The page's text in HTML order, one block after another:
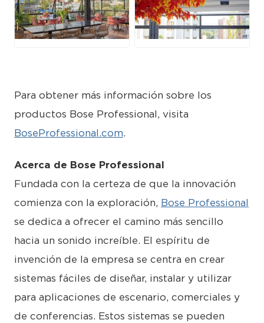
JPG JPG
Para obtener más información sobre los
productos Bose Professional, visita
BoseProfessional.com.
Acerca de Bose Professional
Fundada con la certeza de que la innovación
comienza con la exploración, Bose Professional
se dedica a ofrecer el camino más sencillo
hacia un sonido increíble. El espíritu de
invención de la empresa se centra en crear
sistemas fáciles de diseñar, instalar y utilizar
para aplicaciones de escenario, comerciales y
de conferencias. Estos sistemas se pueden